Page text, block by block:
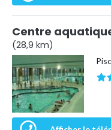
Centre
(28,9 km)